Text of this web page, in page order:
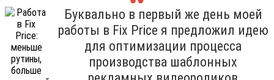
Буквально в первый же день моей
работы в Fix Price я предложил идею
для оптимизации процесса
производства шаблонных